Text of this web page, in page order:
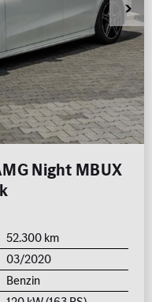
Night MBUX
52.300 km
03/2020
Benzin